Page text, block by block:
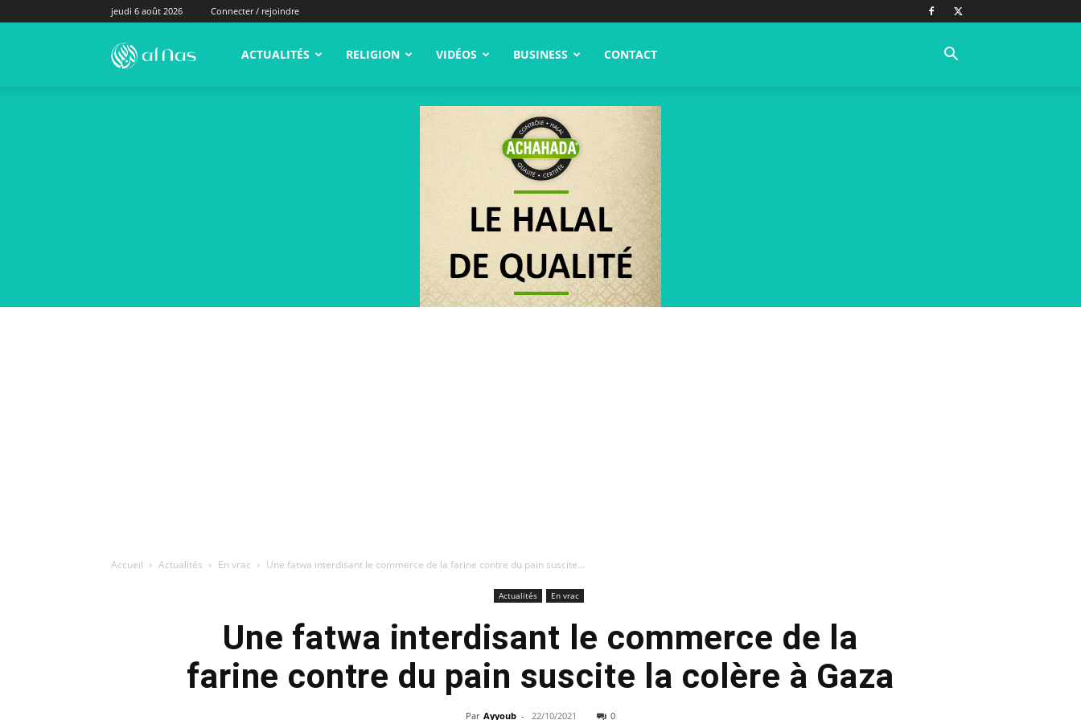
jeudi 6 août 2026 Connecter / rejoindre
alNas.fr ACTUALITÉS RELIGION VIDÉOS BUSINESS CONTACT
Accueil Actualités En vrac Une fatwa interdisant le commerce de la farine contre du pain suscite...
Actualités En vrac
Une fatwa interdisant le commerce de la
farine contre du pain suscite la colère à Gaza
Par Ayyoub - 22/10/2021 0